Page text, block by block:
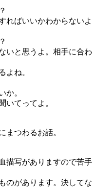
ればいいかわからないよ
いと思うよ。相手に合わ
よね。
か。
いてってよ。
まつわるお話。
描写がありますので苦手
のがあります。決してな